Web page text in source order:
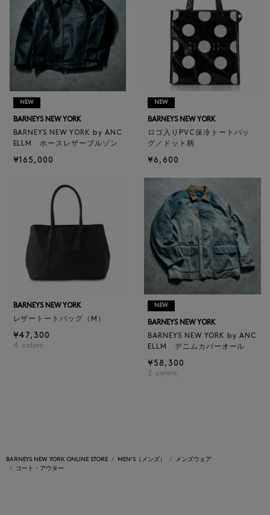
NEW
BARNEYS NEW YORK
BARNEYS NEW YORK by ANC
ELLM ホースレザーブルゾン
¥165,000
NEW
BARNEYS NEW YORK
ロゴ入りPVC保冷トートバッ
グ／ドット柄
¥6,600
BARNEYS NEW YORK
レザートートバッグ（M）
¥47,300
4 colors
NEW
BARNEYS NEW YORK
BARNEYS NEW YORK by ANC
ELLM デニムカバーオール
¥58,300
2 colors
BARNEYS NEW YORK ONLINE STORE MEN'S（メンズ）
メンズウェア
コート・アウター